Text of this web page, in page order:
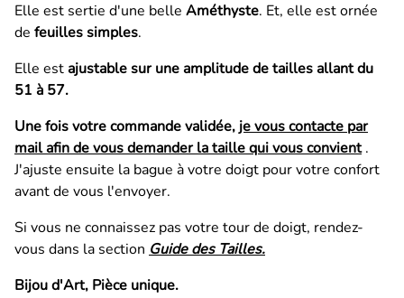
Elle est sertie d'une belle Améthyste. Et, elle estornée
de feuilles simples.
Elle estajustable sur une amplitude de tailles allant du
51 à 57.
Une fois votre commande validée,je vous contacte par
mail afin de vous demander la taille qui vous convient.
J'ajuste ensuite la bague à votre doigt pour votre confort
avant de vous l'envoyer.
Si vous ne connaissez pas votre tour de doigt, rendez-
vous dans la section Guide des Tailles.
Bijou d'Art, Pièce unique.